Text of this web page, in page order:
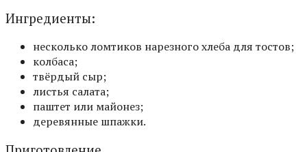
Ингредиенты:
несколько ломтиков нарезного хлеба для тостов;
колбаса;
твёрдый сыр;
листья салата;
паштет или майонез;
деревянные шпажки.